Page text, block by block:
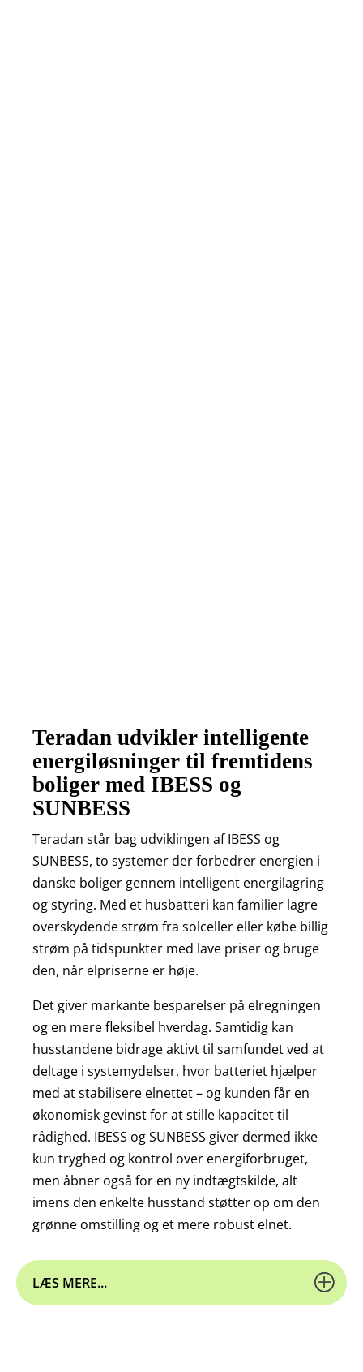
Teradan udvikler intelligente
energiløsninger til fremtidens
boliger med IBESS og
SUNBESS
Teradan står bag udviklingen af IBESS og
SUNBESS, to systemer der forbedrer energien i
danske boliger gennem intelligent energilagring
og styring. Med et husbatteri kan familier lagre
overskydende strøm fra solceller eller købe billig
strøm på tidspunkter med lave priser og bruge
den, når elpriserne er høje.
Det giver markante besparelser på elregningen
og en mere fleksibel hverdag. Samtidig kan
husstandene bidrage aktivt til samfundet ved at
deltage i systemydelser, hvor batteriet hjælper
med at stabilisere elnettet – og kunden får en
økonomisk gevinst for at stille kapacitet til
rådighed. IBESS og SUNBESS giver dermed ikke
kun tryghed og kontrol over energiforbruget,
men åbner også for en ny indtægtskilde, alt
imens den enkelte husstand støtter op om den
grønne omstilling og et mere robust elnet.
LÆS MERE...